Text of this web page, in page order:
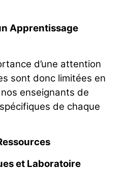
Apprentissage
d’une attention
sont donc limitées en
enseignants de
de chaque
et Laboratoire